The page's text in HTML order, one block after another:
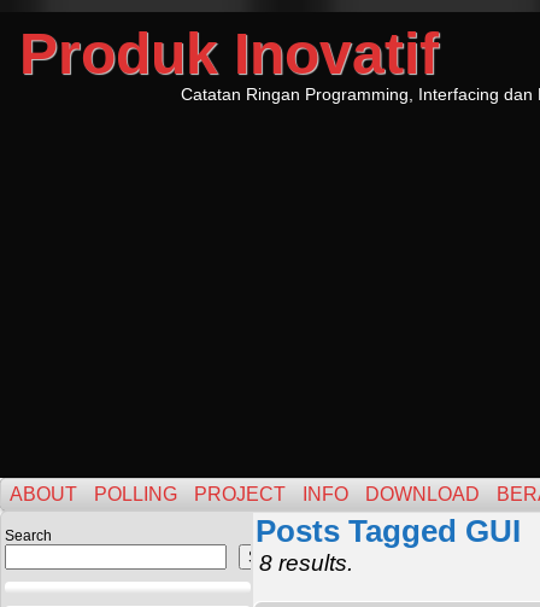
Produk Inovatif
Catatan Ringan Programming, Interfacing dan
ABOUT POLLING PROJECT INFO DOWNLOAD
Search
Search
Posts Tagged GUI
8 results.